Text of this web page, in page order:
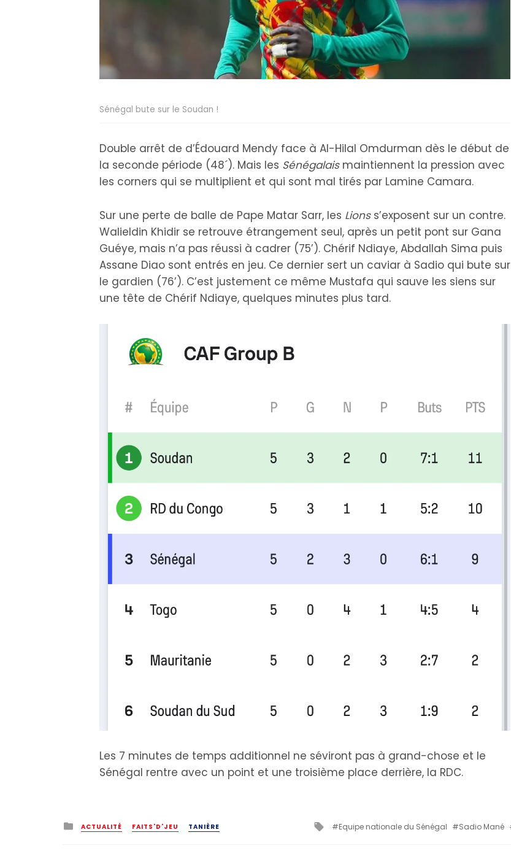
Sénégal bute sur le Soudan !
Double arrêt de d’Édouard Mendy face à Al-Hilal Omdurman dès le début de
la seconde période (48´). Mais les Sénégalais maintiennent la pression avec
les corners qui se multiplient et qui sont mal tirés par Lamine Camara.
Sur une perte de balle de Pape Matar Sarr, les Lionss’exposent sur un contre.
Walieldin Khidir se retrouve étrangement seul, après un petit pont sur Gana
Guéye, mais n’a pas réussi à cadrer (75’). Chérif Ndiaye, Abdallah Sima puis
Assane Diao sont entrés en jeu. Ce dernier sert un caviar à Sadio qui bute sur
le gardien (76’). C’est justement ce même Mustafa qui sauve les siens sur
une tête de Chérif Ndiaye, quelques minutes plus tard.
Les 7 minutes de temps additionnel ne séviront pas à grand-chose et le
Sénégal rentre avec un point et une troisième place derrière, la RDC.
Posted
in
ACTUALITÉ FAITS'D'JEU TANIÈRE Tagged
Equipe nationale du Sénégal Sadio Mané